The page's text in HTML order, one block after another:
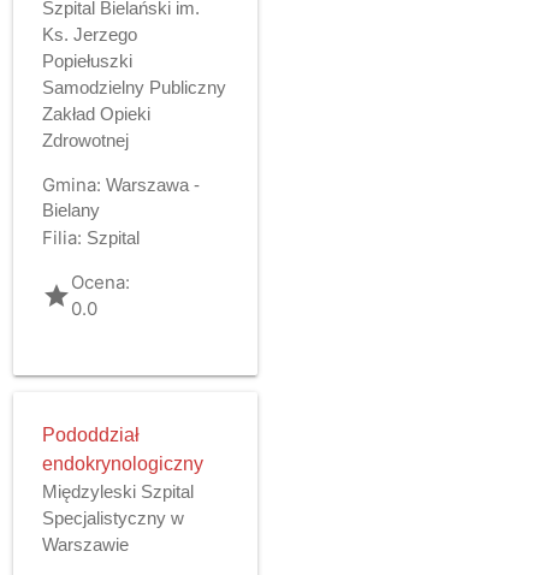
Szpital Bielański im.
Ks. Jerzego
Popiełuszki
Samodzielny Publiczny
Zakład Opieki
Zdrowotnej
Gmina: Warszawa -
Bielany
Filia: Szpital
gradeOcena:
0.0
Pododdział
endokrynologiczny
Międzyleski Szpital
Specjalistyczny w
Warszawie